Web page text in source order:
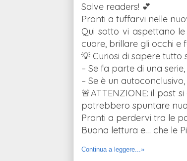
Salve readers! 💕
Pronti a tuffarvi nelle
Qui sotto vi aspettano
cuore, brillare gli occhi e
💡 Curiosi di sapere
– Se fa parte di una
– Se è un
🚨ATTENZIONE: il post
potrebbero spuntare
Pronti a perdervi tra le
Buona lettura e… che le
Continua a leggere...»